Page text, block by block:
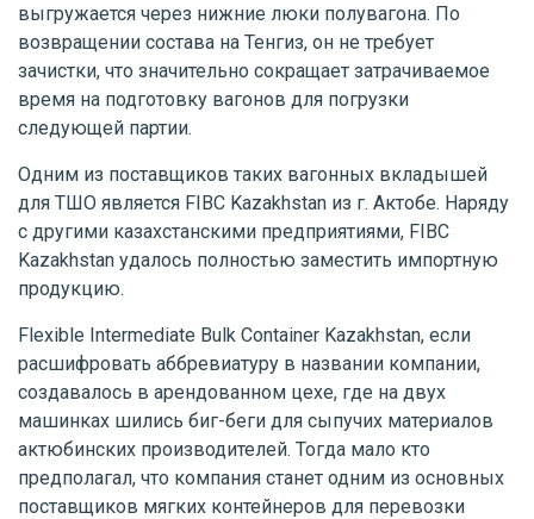
выгружается через нижние люки полувагона. По
возвращении состава на Тенгиз, он не требует
зачистки, что значительно сокращает затрачиваемое
время на подготовку вагонов для погрузки
следующей партии.
Одним из поставщиков таких вагонных вкладышей
для ТШО является FIBC Kazakhstan из г. Актобе. Наряду
с другими казахстанскими предприятиями, FIBC
Kazakhstan удалось полностью заместить импортную
продукцию.
Flexible Intermediate Bulk Container Kazakhstan, если
расшифровать аббревиатуру в названии компании,
создавалось в арендованном цехе, где на двух
машинках шились биг-беги для сыпучих материалов
актюбинских производителей. Тогда мало кто
предполагал, что компания станет одним из основных
поставщиков мягких контейнеров для перевозки